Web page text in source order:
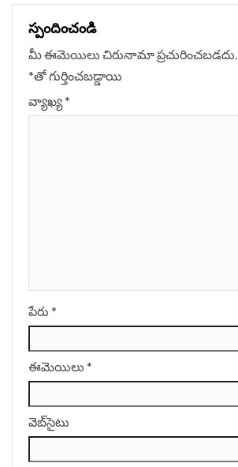
స్పందించండి
మీ ఈమెయిలు చిరునామా ప్రచురించబడదు.
*‌తో గుర్తించబడ్డాయి
వ్యాఖ్య*
పేరు *
ఈమెయిలు *
వెబ్‌సైటు